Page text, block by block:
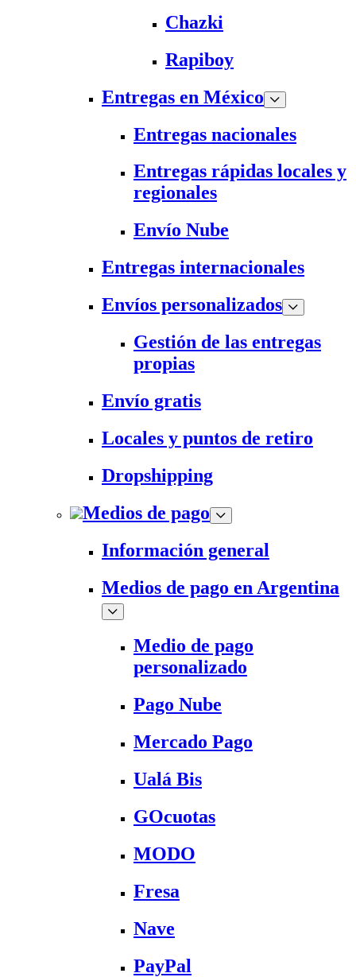
Chazki
Rapiboy
Entregas en México
Entregas nacionales
Entregas rápidas locales y
regionales
Envío Nube
Entregas internacionales
Envíos personalizados
Gestión de las entregas
propias
Envío gratis
Locales y puntos de retiro
Dropshipping
Medios de pago
Información general
Medios de pago en Argentina
Medio de pago
personalizado
Pago Nube
Mercado Pago
Ualá Bis
GOcuotas
MODO
Fresa
Nave
PayPal